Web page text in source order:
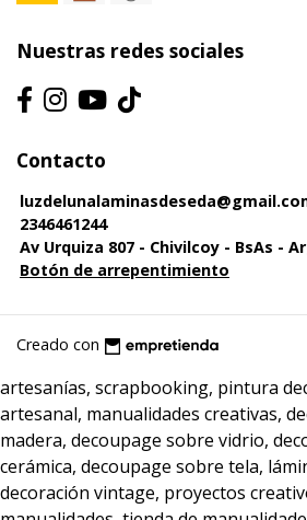
Nuestras redes sociales
Contacto
2346461244
Av Urquiza 807 - Chivilcoy - BsAs -
Botón de arrepentimiento
Creado con
artesanías, scrapbooking, pintura
artesanal, manualidades creativas,
madera, decoupage sobre vidrio,
cerámica, decoupage sobre tela,
decoración vintage, proyectos